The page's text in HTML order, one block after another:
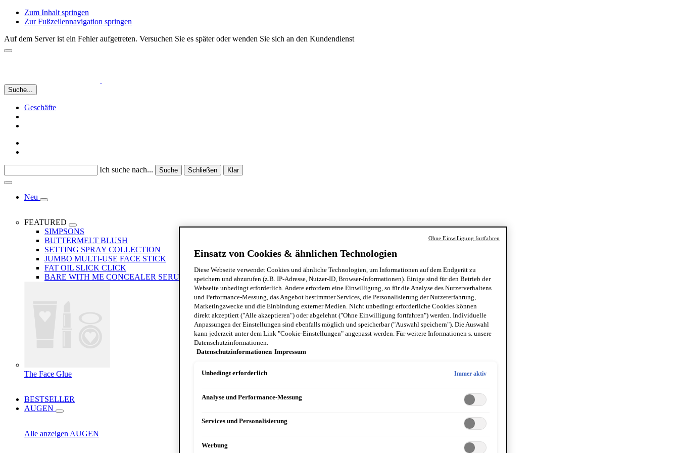
Zum Inhalt springen
Zur Fußzeilennavigation springen
Auf dem Server ist ein Fehler aufgetreten. Versuchen Sie es später oder wenden Sie sich an den Kundendienst
Suche...
Geschäfte
Ich suche nach... Suche Schließen Klar
Neu
FEATURED
SIMPSONS
BUTTERMELT BLUSH
SETTING SPRAY COLLECTION
JUMBO MULTI-USE FACE STICK
FAT OIL SLICK CLICK
BARE WITH ME CONCEALER SERUM
The Face Glue
BESTSELLER
AUGEN
Alle anzeigen AUGEN
Einsatz von Cookies & ähnlichen Technologien
Diese Webseite verwendet Cookies und ähnliche Technologien, um Informationen auf dem Endgerät zu
speichern und abzurufen (z.B. IP-Adresse, Nutzer-ID, Browser-Informationen). Einige sind für den Betrieb der
Webseite unbedingt erforderlich. Andere erfordern eine Einwilligung, so für die Analyse des Nutzerverhaltens
und Performance-Messung, das Angebot bestimmter Services, die Personalisierung der Nutzererfahrung,
Marketingzwecke und die Einbindung externer Medien. Nicht unbedingt erforderliche Cookies können
direkt akzeptiert ("Alle akzeptieren") oder abgelehnt ("Ohne Einwilligung fortfahren") werden. Individuelle
Anpassungen der Einstellungen sind ebenfalls möglich und speicherbar ("Auswahl speichern"). Die Auswahl
kann jederzeit unter dem Link "Cookie-Einstellungen" angepasst werden. Für weitere Informationen s. unsere
Datenschutzinformationen.
Datenschutzinformationen Impressum
Unbedingt erforderlich Immer aktiv
Analyse und Performance-Messung
Services und Personalisierung
Werbung
Ohne Einwilligung fortfahren